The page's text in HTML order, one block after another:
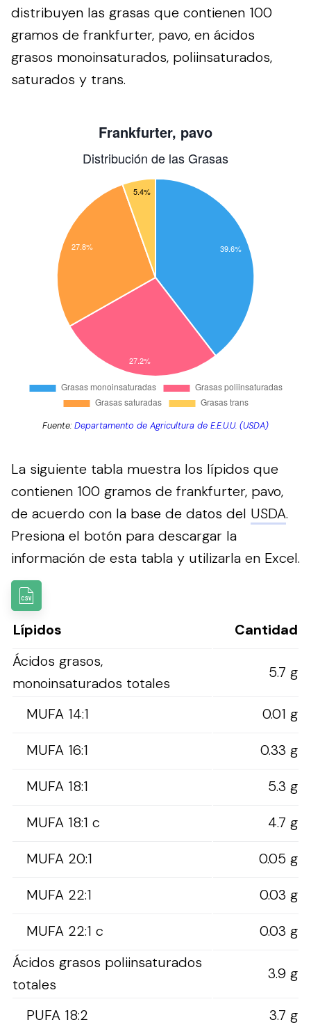
distribuyen las grasas que contienen 100
gramos de frankfurter, pavo, en ácidos
grasos monoinsaturados, poliinsaturados,
saturados y trans.
Fuente:Departamento de Agricultura de E.E.U.U. (USDA)
La siguiente tabla muestra los lípidos que
contienen 100 gramos de frankfurter, pavo,
de acuerdo con la base de datos del USDA.
Presiona el botón para descargar la
información de esta tabla y utilizarla en Excel.
Lípidos
Cantidad
Ácidos grasos,
monoinsaturados totales
5.7 g
MUFA 14:1
0.01 g
MUFA 16:1
0.33 g
MUFA 18:1
5.3 g
MUFA 18:1 c
4.7 g
MUFA 20:1
0.05 g
MUFA 22:1
0.03 g
MUFA 22:1 c
0.03 g
Ácidos grasos poliinsaturados
totales
3.9 g
PUFA 18:2 3.7 g